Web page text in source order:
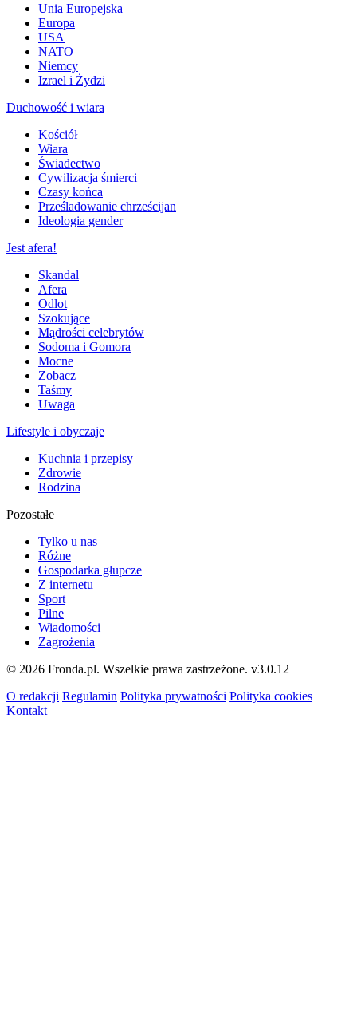
Unia Europejska
Europa
USA
NATO
Niemcy
Izrael i Żydzi
Duchowość i wiara
Kościół
Wiara
Świadectwo
Cywilizacja śmierci
Czasy końca
Prześladowanie chrześcijan
Ideologia gender
Jest afera!
Skandal
Afera
Odlot
Szokujące
Mądrości celebrytów
Sodoma i Gomora
Mocne
Zobacz
Taśmy
Uwaga
Lifestyle i obyczaje
Kuchnia i przepisy
Zdrowie
Rodzina
Pozostałe
Tylko u nas
Różne
Gospodarka głupcze
Z internetu
Sport
Pilne
Wiadomości
Zagrożenia
© 2026 Fronda.pl. Wszelkie prawa zastrzeżone. v3.0.12
O redakcji Regulamin Polityka prywatności Polityka cookies
Kontakt